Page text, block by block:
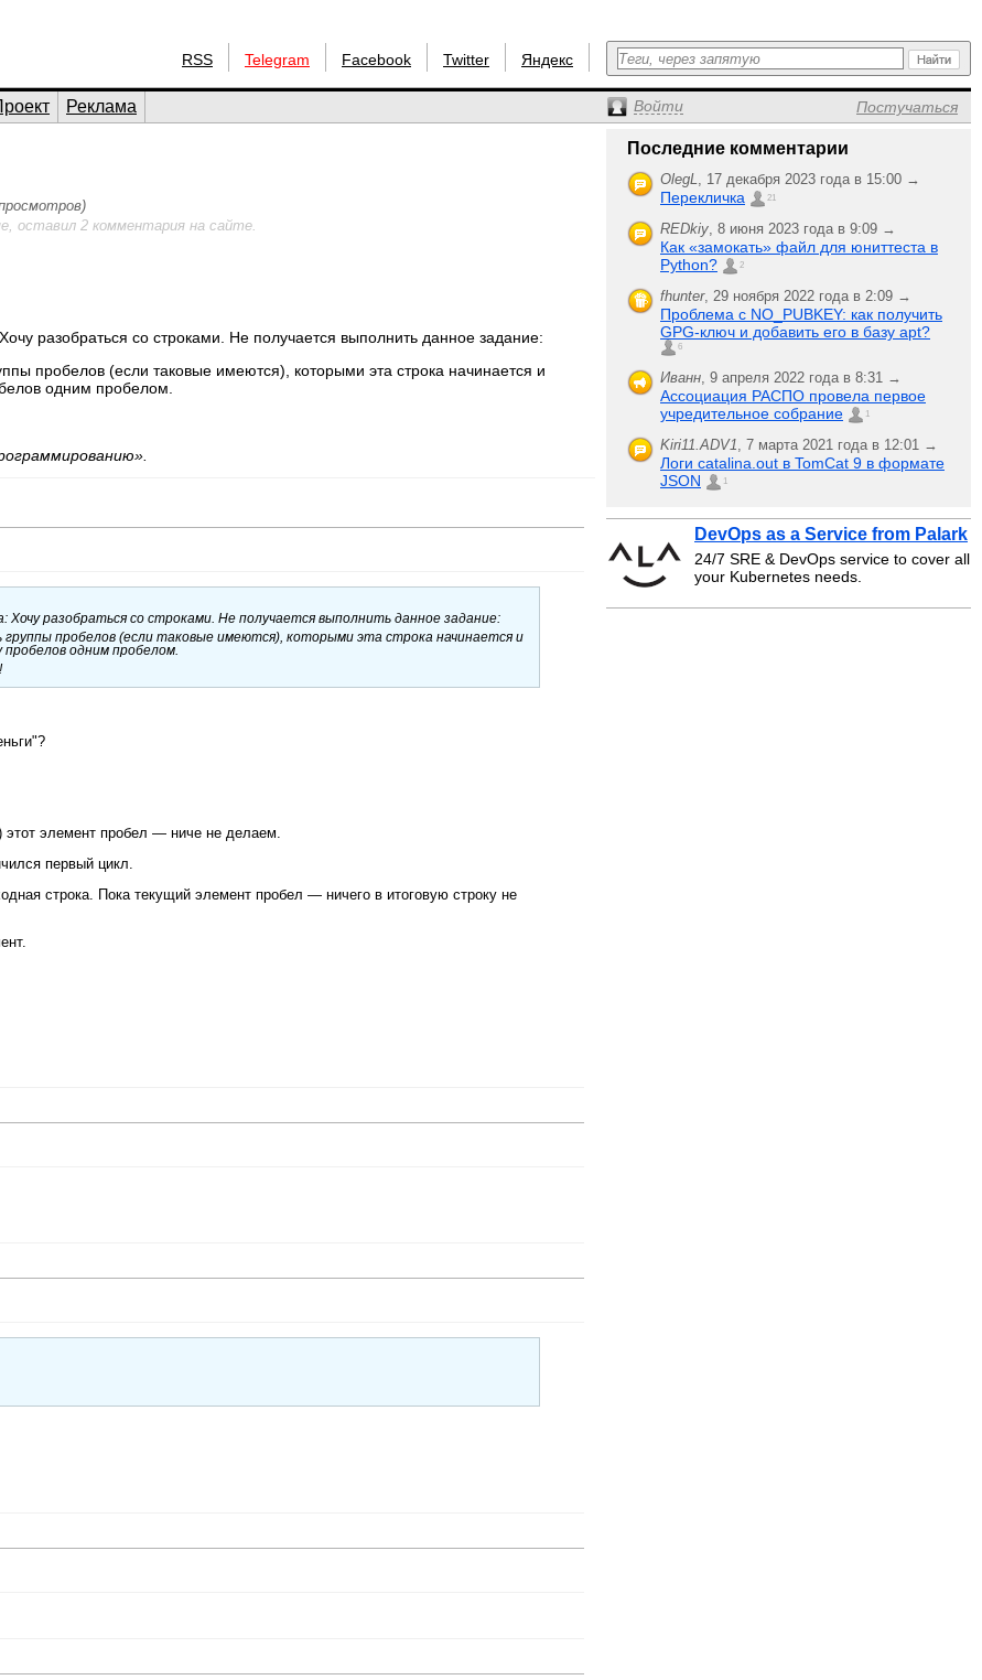
RSS Telegram Facebook Twitter Яндекс
Реклама Войти Постучаться
оставил 2 комментария на сайте.
разобраться со строками. Не получается выполнить данное задание:
пробелов (если таковые имеются), которыми эта строка начинается и
одним пробелом.
Хочу разобраться со строками. Не получается выполнить данное задание:
пробелов (если таковые имеются), которыми эта строка начинается и
одним пробелом.
этот элемент пробел — ниче не делаем.
первый цикл.
строка. Пока текущий элемент пробел — ничего в итоговую строку не
Последние комментарии
OlegL, 17 декабря 2023 года в 15:00 →
Перекличка 21
REDkiy, 8 июня 2023 года в 9:09 →
Как «замокать» файл для юниттеста в
Python?
2
fhunter, 29 ноября 2022 года в 2:09 →
Проблема с NO_PUBKEY: как получить
GPG-ключ и добавить его в базу apt?
6
Иванн, 9 апреля 2022 года в 8:31 →
Ассоциация РАСПО провела первое
учредительное собрание
1
Kiri11.ADV1, 7 марта 2021 года в 12:01 →
Логи catalina.out в TomCat 9 в формате
JSON
1
DevOps as a Service from Palark
24/7 SRE & DevOps service to cover all
your Kubernetes needs.